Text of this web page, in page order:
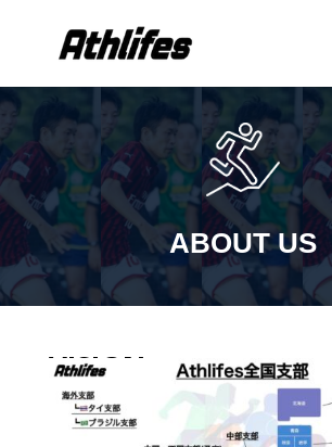
ABOUT US
VISION